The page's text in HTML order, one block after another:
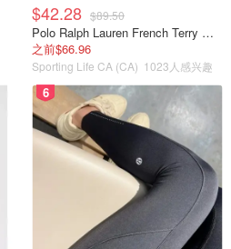
$42.28 $89.50
Polo Ralph Lauren French Terry 女童连帽卫衣 7-16码
之前$66.96
Sporting Life CA (CA) 1023人感兴趣
6